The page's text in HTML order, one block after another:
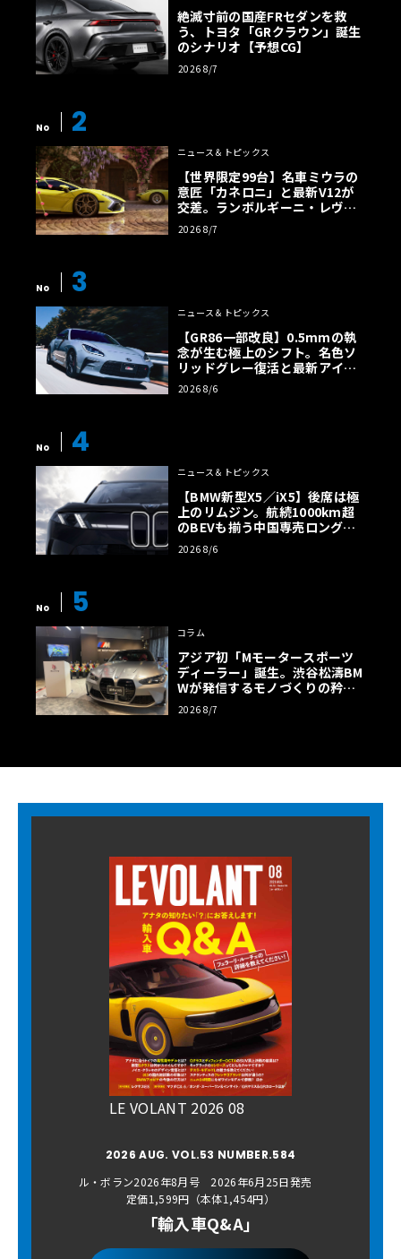
絶滅寸前の国産FRセダンを救
う、トヨタ「GRクラウン」誕生
のシナリオ【予想CG】
2026 8/7
No 2
ニュース＆トピックス
【世界限定99台】名車ミウラの
意匠「カネロニ」と最新V12が
交差。ランボルギーニ・レヴエ
ルトに60周年記念車が登場
2026 8/7
No 3
ニュース＆トピックス
【GR86一部改良】0.5mmの執
念が生む極上のシフト。名色ソ
リッドグレー復活と最新アイサ
イトでFRの極みへ
2026 8/6
No 4
ニュース＆トピックス
【BMW新型X5／iX5】後席は極
上のリムジン。航続1000km超
のBEVも揃う中国専売ロング仕
様の全貌
2026 8/6
No 5
コラム
アジア初「Mモータースポーツ
ディーラー」誕生。渋谷松濤BM
Wが発信するモノづくりの矜持
【木下隆之コラム】
2026 8/7
LE VOLANT 2026 08
2026 AUG. VOL.53 NUMBER.584
ル・ボラン2026年8月号 2026年6月25日発売
定価1,599円（本体1,454円）
「輸入車Q&A」